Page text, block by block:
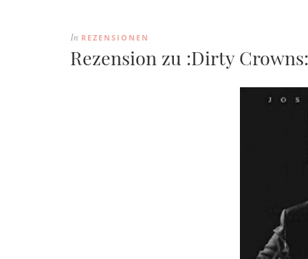
In REZENSIONEN
Rezension zu :Dirty